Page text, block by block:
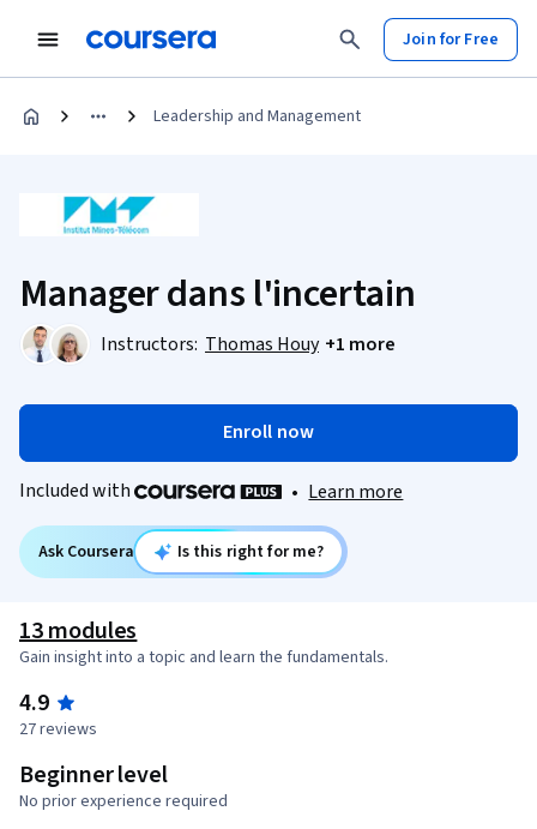
Join for Free
Leadership and Management
Manager dans l'incertain
Instructors: Thomas Houy +1 more
Enroll now
Included with • Learn more
Ask Coursera Is this right for me?
13 modules
Gain insight into a topic and learn the fundamentals.
4.9
27 reviews
Beginner level
No prior experience required